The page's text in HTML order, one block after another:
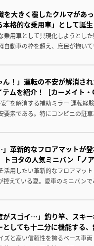
を大きく覆したクルマがあ
格的な乗用車」として誕生
乗用車として具現化しようとし
自動車の枠を超え、庶民が抱い
ん！」運転の不安が解消さ
ムを紹介！［カーメイト・
”を解消する補助ミラー 運転経
要素である。特にコンビニの駐
」革新的なフロアマットが
トヨタの人気ミニバン「ノ
活用したい革新的なフロアマッ
控えている夏。愛車のミニバン
スゴイ…」釣り竿、スキー
しても十二分に機能する、
ズと高い信頼性を誇るベース車